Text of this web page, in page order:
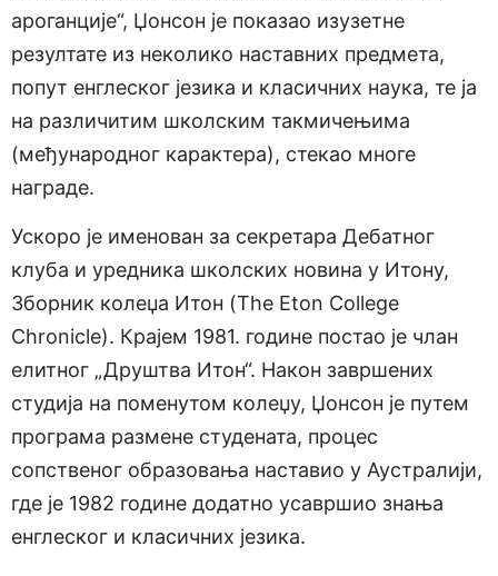
ароганције“, Џонсон је показао изузетне
резултате из неколико наставних предмета,
попут енглеског језика и класичних наука, те ја
на различитим школским такмичењима
(међународног карактера), стекао многе
награде.
Ускоро је именован за секретара Дебатног
клуба и уредника школских новина у Итону,
Зборник колеџа Итон (The Eton College
Chronicle). Крајем 1981. године постао је члан
елитног „Друштва Итон“. Након завршених
студија на поменутом колеџу, Џонсон је путем
програма размене студената, процес
сопственог образовања наставио у Аустралији,
где је 1982 године додатно усавршио знања
енглеског и класичних језика.